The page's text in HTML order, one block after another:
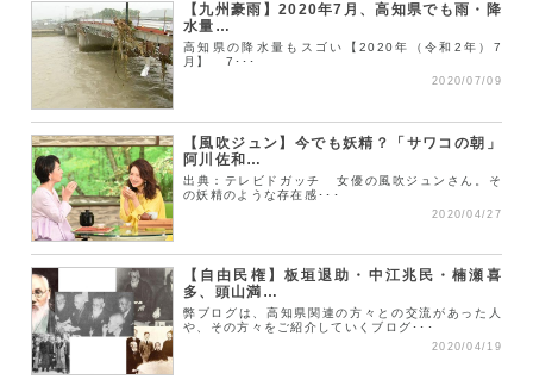
【九州豪雨】2020年7月、高知県でも雨・降
水量…
高知県の降水量もスゴい【2020年（令和2年）7
月】 7･･･
2020/07/09
【風吹ジュン】今でも妖精？「サワコの朝」
阿川佐和…
出典：テレビドガッチ 女優の風吹ジュンさん。そ
の妖精のような存在感･･･
2020/04/27
【自由民権】板垣退助・中江兆民・楠瀬喜
多、頭山満…
弊ブログは、高知県関連の方々との交流があった人
や、その方々をご紹介していくブログ･･･
2020/04/19